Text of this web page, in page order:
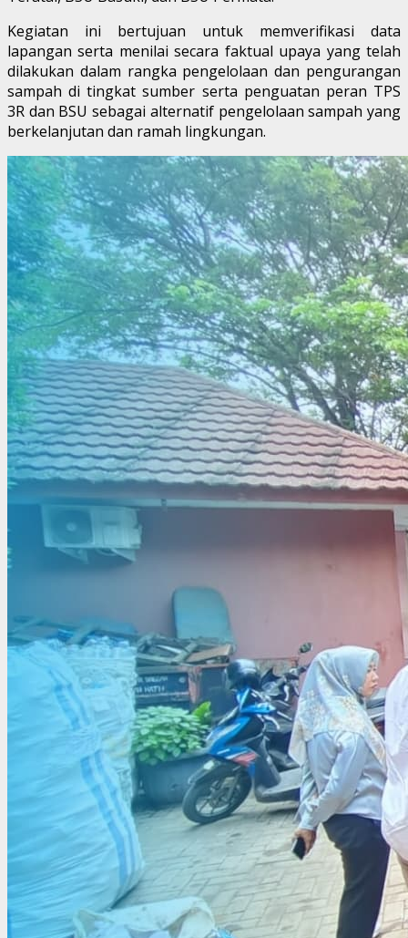
Kegiatan ini bertujuan untuk memverifikasi data
lapangan serta menilai secara faktual upaya yang telah
dilakukan dalam rangka pengelolaan dan pengurangan
sampah di tingkat sumber serta penguatan peran TPS
3R dan BSU sebagai alternatif pengelolaan sampah yang
berkelanjutan dan ramah lingkungan.